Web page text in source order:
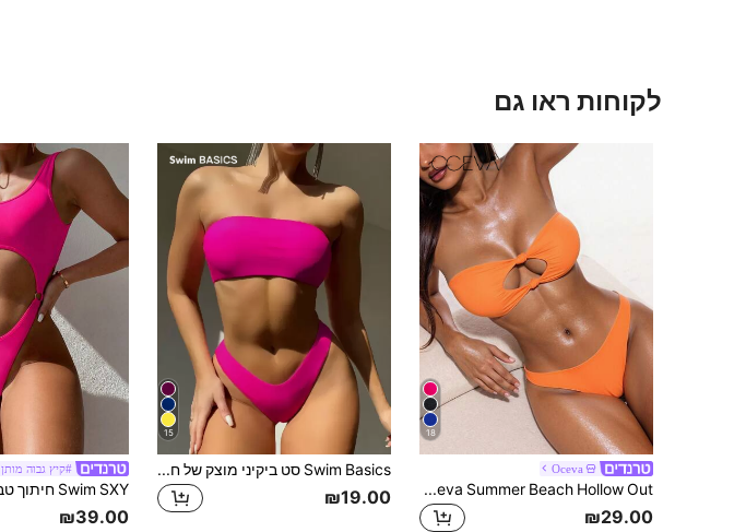
לקוחות ראו גם
18
Oceva
Oceva Summer Beach Hollow Out סטרפלס ביקיני סט חליפת שחייה
₪29.00
15
Swim Basics סט ביקיני מוצק של חוף קיץ חזיית בנדו ותחתית בגזרה גבוהה 2 חלקים ביקיני
₪19.00
#קיץ גבוה מותן
₪39.00